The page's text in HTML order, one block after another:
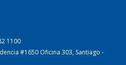
1100
#1650 Oficina 303, Santiago -